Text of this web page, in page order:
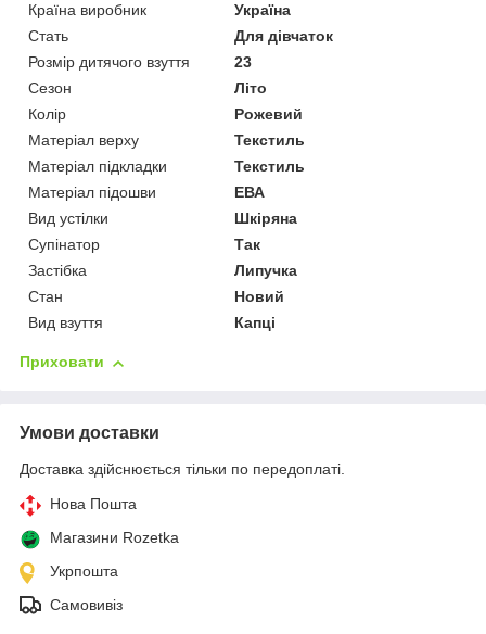
Країна виробник
Україна
Стать
Для дівчаток
Розмір дитячого взуття
23
Сезон
Літо
Колір
Рожевий
Матеріал верху
Текстиль
Матеріал підкладки
Текстиль
Матеріал підошви
ЕВА
Вид устілки
Шкіряна
Супінатор
Так
Застібка
Липучка
Стан
Новий
Вид взуття
Капці
Приховати
Умови доставки
Доставка здійснюється тільки по передоплаті.
Нова Пошта
Магазини Rozetka
Укрпошта
Самовивіз